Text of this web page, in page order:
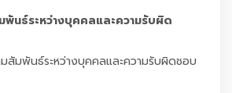
พันธ์ระหว่างบุคคลและความรับผิด
สัมพันธ์ระหว่างบุคคลและความรับผิดชอบ